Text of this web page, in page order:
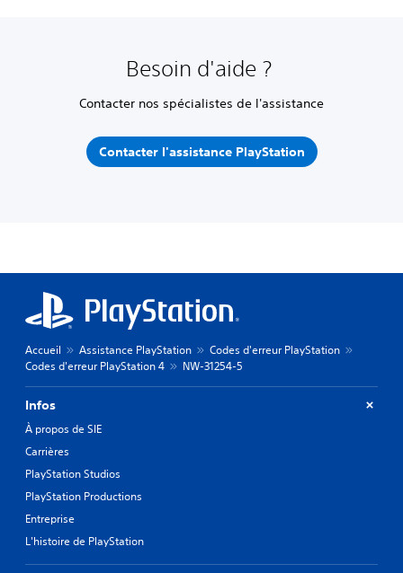
Besoin d'aide ?
Contacter nos spécialistes de l'assistance
Contacter l'assistance PlayStation
Accueil Assistance PlayStation
Codes d'erreur PlayStation
Codes d'erreur PlayStation 4
NW-31254-5
Infos
À propos de SIE
Carrières
PlayStation Studios
PlayStation Productions
Entreprise
L'histoire de PlayStation